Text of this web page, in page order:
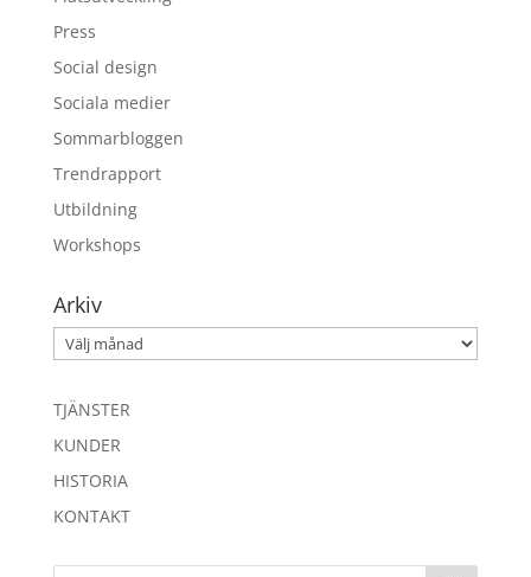
Press
Social design
Sociala medier
Sommarbloggen
Trendrapport
Utbildning
Workshops
Arkiv
Arkiv
TJÄNSTER
KUNDER
HISTORIA
KONTAKT